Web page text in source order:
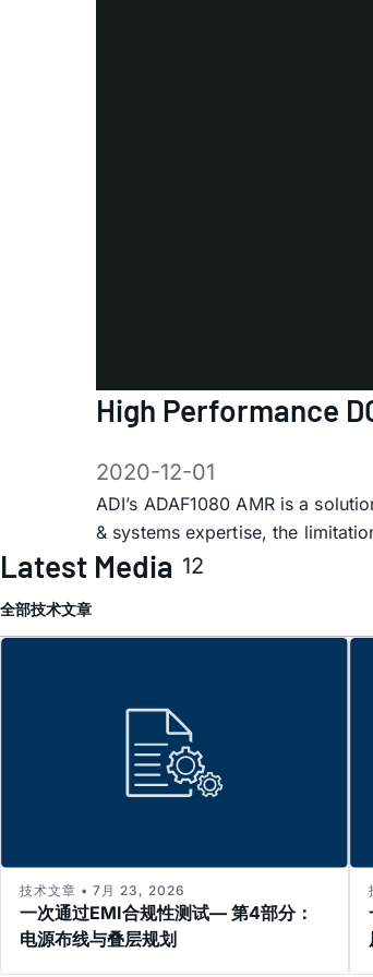
High Performance
2020-12-01
ADI’s ADAF1080 AMR is a
& systems expertise, the
Latest Media 12
全部技术文章
一次通过EMI合规性测试— 第4部分：
电源布线与叠层规划
技术文章 • 7月 23, 2026